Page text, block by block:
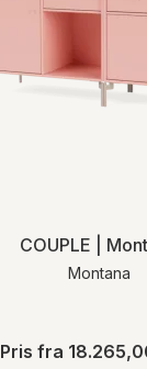
COUPLE |
Montana
Pris fra